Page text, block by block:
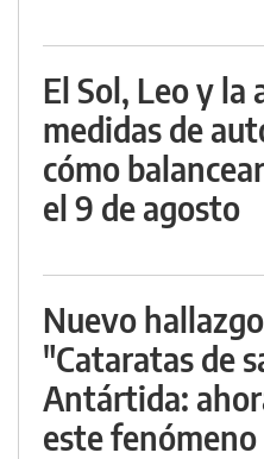
El Sol, Leo y
medidas de
cómo
el 9 de agosto
Nuevo
"Cataratas de
Antártida:
este